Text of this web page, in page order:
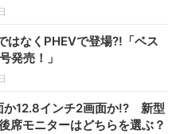
はなくPHEVで登場?!「ベス
発売！」
か12.8インチ2画面か!? 新型
席モニターはどちらを選ぶ？